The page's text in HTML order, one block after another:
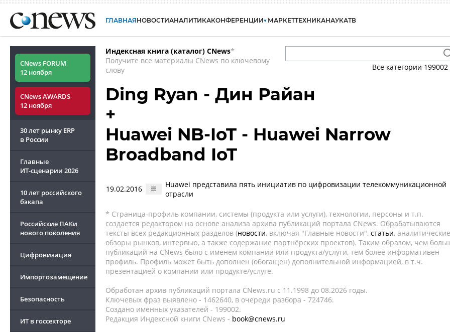
ГЛАВНАЯНОВОСТИАНАЛИТИКАКОНФЕРЕНЦИИ МАРКЕТТЕХНИКАНАУКАТВ
CNews FORUM
12 ноября
CNews AWARDS
12 ноября
30 лет рынку ERP
в России
Главные
ИТ-сценарии 2026
10 лет российского
бэкапа
Российские ПАКи
нового поколения
Цифровизация
Импортозамещение
Безопасность
ИТ в госсекторе
Индексная книга (каталог) CNews*
Получите все материалы CNews по ключевому
слову
Все категории 199002
Ding Ryan - Дин Райан
+
Huawei NB-IoT - Huawei Narrow
Broadband IoT
19.02.2016
Huawei представила пять инициатив по цифровизации телекоммуникационной
отрасли
* Страница-профиль компании, системы (продукта или услуги), технологии, персоны и т.п.
создается редактором на основе анализа архива публикаций портала CNews. Обрабатываются
тексты всех редакционных разделов (новости, включая "Главные новости", статьи, аналитические
обзоры рынков, интервью, а также содержание партнёрских проектов). Таким образом, чем
публикаций на CNews было с именем компании или продукта/услуги, тем более информативен
профиль. Профиль может быть дополнен (обогащен) дополнительной информацией, в т.ч.
презентацией о компании или продукте/услуге.
Обработан архив публикаций портала CNews.ru c 11.1998 до 08.2026 годы.
Ключевых фраз выявлено - 1462640, в очереди разбора - 724746.
Создано именных указателей - 199002.
Редакция Индексной книги CNews - book@cnews.ru